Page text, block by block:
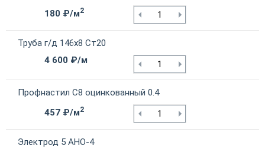
180 ₽/м2
Труба г/д 146х8 Ст20
4 600 ₽/м
Профнастил С8 оцинкованный 0.4
457 ₽/м2
Электрод 5 АНО-4